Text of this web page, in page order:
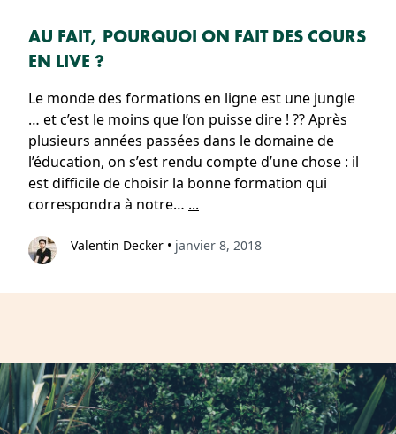
AU FAIT, POURQUOI ON FAIT DES COURS
EN LIVE ?
Le monde des formations en ligne est une jungle
… et c’est le moins que l’on puisse dire ! ?? Après
plusieurs années passées dans le domaine de
l’éducation, on s’est rendu compte d’une chose : il
est difficile de choisir la bonne formation qui
correspondra à notre… ...
Valentin Decker • janvier 8, 2018